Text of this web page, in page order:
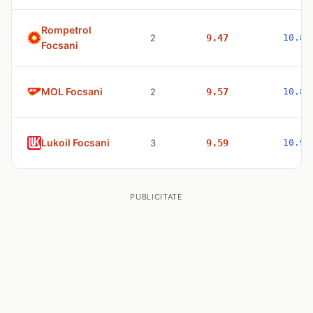
Rompetrol
Focsani
2 9.47 10.83
MOL Focsani 2 9.57 10.83
Lukoil Focsani 3 9.59 10.98
PUBLICITATE